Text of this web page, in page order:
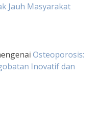
Jauh Masyarakat
Osteoporosis:
Inovatif dan